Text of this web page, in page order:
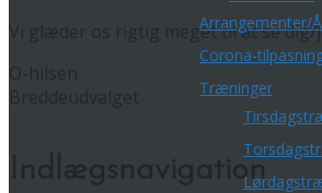
Arrangementer/
Corona-
Træninger
Vi glæder os rigtig meget til at se dig/
Indlægsnavigation